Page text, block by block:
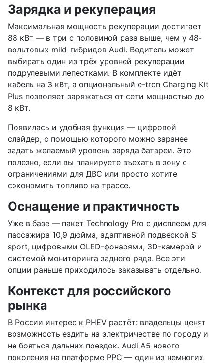
Зарядка и рекуперация
Максимальная мощность рекуперации достигает
88 кВт — в три с половиной раза выше, чем у 48-
вольтовых mild-гибридов Audi. Водитель может
выбирать один из трёх уровней рекуперации
подрулевыми лепестками. В комплекте идёт
кабель на 3 кВт, а опциональный e-tron Charging Kit
Plus позволяет заряжаться от сети мощностью до
8 кВт.
Появилась и удобная функция — цифровой
слайдер, с помощью которого можно заранее
задать желаемый уровень заряда батареи. Это
полезно, если вы планируете въехать в зону с
ограничениями для ДВС или просто хотите
сэкономить топливо на трассе.
Оснащение и практичность
Уже в базе — пакет Technology Pro с дисплеем для
пассажира 10,9 дюйма, адаптивной подвеской S
sport, цифровыми OLED-фонарями, 3D-камерой и
системой мониторинга заднего ряда. Все эти
опции раньше приходилось заказывать отдельно.
Контекст для российского
рынка
В России интерес к PHEV растёт: владельцы ценят
возможность ездить на электричестве по городу и
не бояться дальних поездок. Audi A5 нового
поколения на платформе PPC — один из немногих